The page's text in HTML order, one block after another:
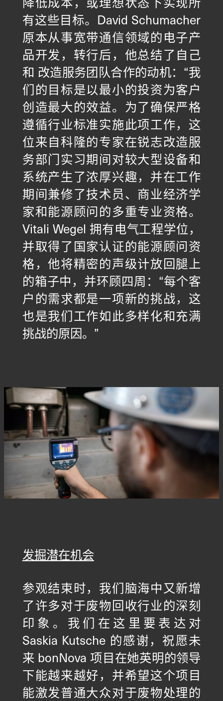
有这些目标。David Schumacher
原本从事宽带通信领域的电子产
品开发，转行后，他总结了自己
和 改造服务团队合作的动机：“我
们的目标是以最小的投资为客户
创造最大的效益。为了确保严格
遵循行业标准实施此项工作，这
位来自科隆的专家在锐志改造服
务部门实习期间对较大型设备和
系统产生了浓厚兴趣，并在工作
期间兼修了技术员、商业经济学
家和能源顾问的多重专业资格。
Vitali Wegel 拥有电气工程学位，
并取得了国家认证的能源顾问资
格，他将精密的声级计放回腿上
的箱子中，并环顾四周：“每个客
户的需求都是一项新的挑战，这
也是我们工作如此多样化和充满
挑战的原因。”
发掘潜在机会
参观结束时，我们脑海中又新增
了许多对于废物回收行业的深刻
印象。我们在这里要表达对
Saskia Kutsche 的感谢，祝愿未
来 bonNova 项目在她英明的领导
下能越来越好，并希望这个项目
能激发普通大众对于废物处理的
改造